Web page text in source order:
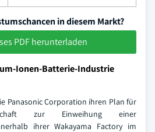
in diesem Markt?
PDF herunterladen
Ionen-Batterie-Industrie
Panasonic Corporation ihren Plan für
zur Einweihung einer
ihrer Wakayama Factory im